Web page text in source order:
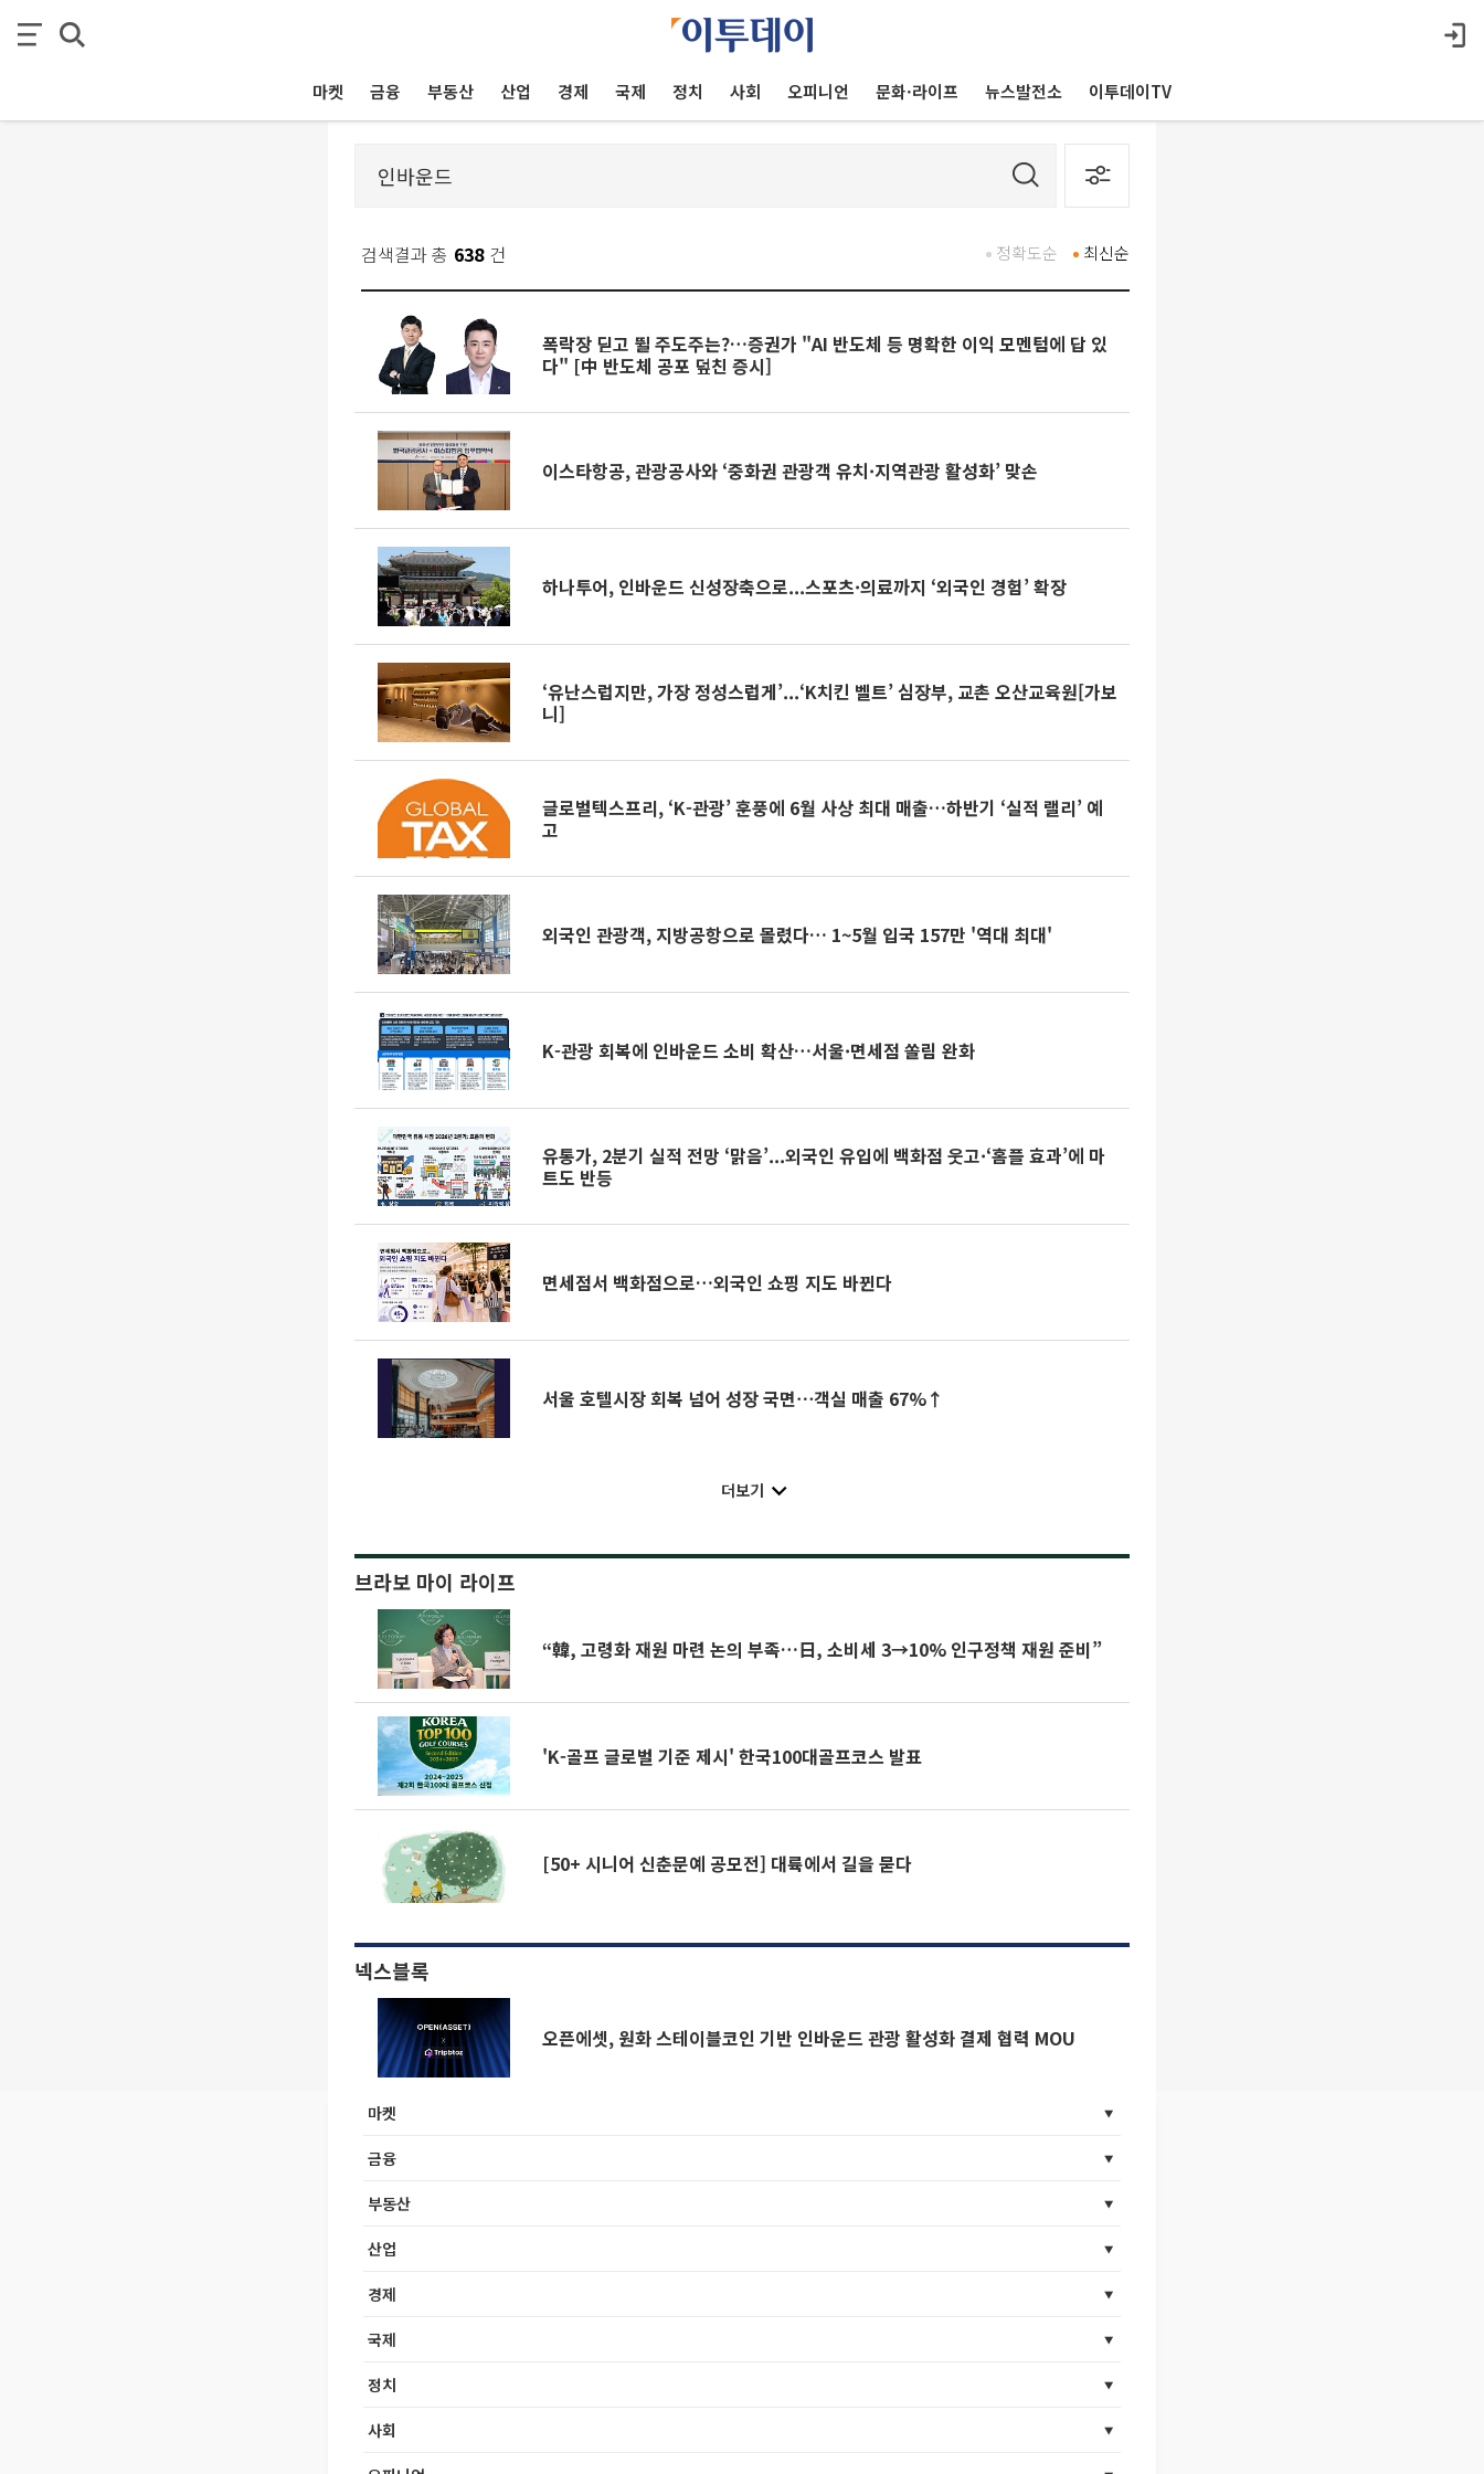
마켓 금융 부동산 산업 경제 국제 정치 사회 오피니언 문화·라이프 뉴스발전소 이투데이TV
검색결과 총 638 건 최신순
정확도순
폭락장 딛고 뛸 주도주는?…증권가 "AI 반도체 등 명확한 이익 모멘텀에 답 있
다" [中 반도체 공포 덮친 증시]
이스타항공, 관광공사와 ‘중화권 관광객 유치·지역관광 활성화’ 맞손
하나투어, 인바운드 신성장축으로...스포츠·의료까지 ‘외국인 경험’ 확장
‘유난스럽지만, 가장 정성스럽게’...‘K치킨 벨트’ 심장부, 교촌 오산교육원[가보
니]
글로벌텍스프리, ‘K-관광’ 훈풍에 6월 사상 최대 매출…하반기 ‘실적 랠리’ 예
고
외국인 관광객, 지방공항으로 몰렸다… 1~5월 입국 157만 '역대 최대'
K-관광 회복에 인바운드 소비 확산…서울·면세점 쏠림 완화
유통가, 2분기 실적 전망 ‘맑음’...외국인 유입에 백화점 웃고·‘홈플 효과’에 마
트도 반등
면세점서 백화점으로…외국인 쇼핑 지도 바뀐다
서울 호텔시장 회복 넘어 성장 국면⋯객실 매출 67%↑
더보기
브라보 마이 라이프
“韓, 고령화 재원 마련 논의 부족…日, 소비세 3→10% 인구정책 재원 준비”
'K-골프 글로벌 기준 제시' 한국100대골프코스 발표
[50+ 시니어 신춘문예 공모전] 대륙에서 길을 묻다
넥스블록
오픈에셋, 원화 스테이블코인 기반 인바운드 관광 활성화 결제 협력 MOU
마켓
금융
부동산
산업
경제
국제
정치
사회